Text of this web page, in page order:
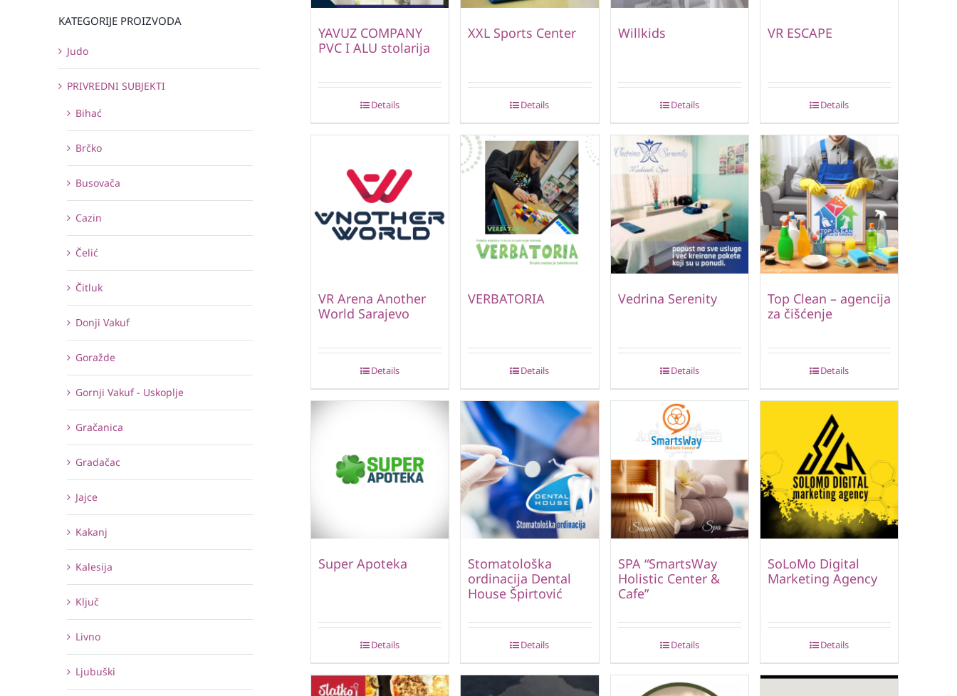
YAVUZ COMPANY
PVC I ALU stolarija
Details
XXL Sports Center
Details
Willkids
Details
VR ESCAPE
Details
VR Arena Another
World Sarajevo
Details
VERBATORIA
Details
Vedrina Serenity
Details
Top Clean – agencija
za čišćenje
Details
Super Apoteka
Details
Stomatološka
ordinacija Dental
House Špirtović
Details
SPA “SmartsWay
Holistic Center &
Cafe”
Details
SoLoMo Digital
Marketing Agency
Details
KATEGORIJE PROIZVODA
Judo
PRIVREDNI SUBJEKTI
Bihać
Brčko
Busovača
Cazin
Čelić
Čitluk
Donji Vakuf
Goražde
Gornji Vakuf - Uskoplje
Gračanica
Gradačac
Jajce
Kakanj
Kalesija
Ključ
Livno
Ljubuški